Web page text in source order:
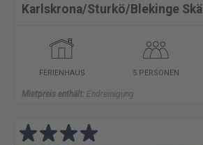
Karlskrona/Sturkö/Blekinge Skä
FERIENHAUS 5 PERSONEN
Mietpreis enthält: Endreinigung